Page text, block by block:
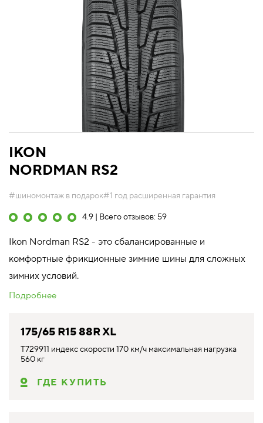
IKON
NORDMAN RS2
#шиномонтаж в подарок#1 год расширенная гарантия
4.9 | Всего отзывов: 59
Ikon Nordman RS2 - это сбалансированные и
комфортные фрикционные зимние шины для сложных
зимних условий.
Подробнее
175/65 R15 88R XL
T729911 индекс скорости 170 км/ч максимальная нагрузка
560 кг
ГДЕ КУПИТЬ